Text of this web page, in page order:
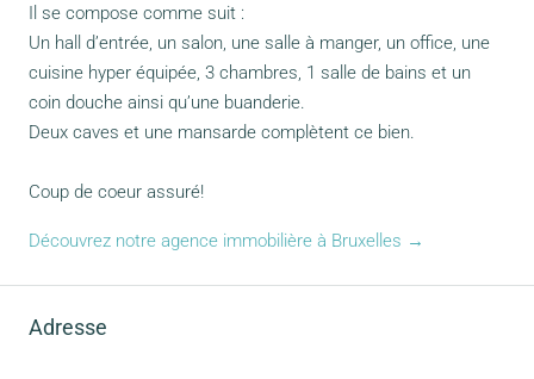
Il se compose comme suit :
Un hall d’entrée, un salon, une salle à manger, un office, une
cuisine hyper équipée, 3 chambres, 1 salle de bains et un
coin douche ainsi qu’une buanderie.
Deux caves et une mansarde complètent ce bien.
Coup de coeur assuré!
Découvrez notre agence immobilière à Bruxelles →
Adresse